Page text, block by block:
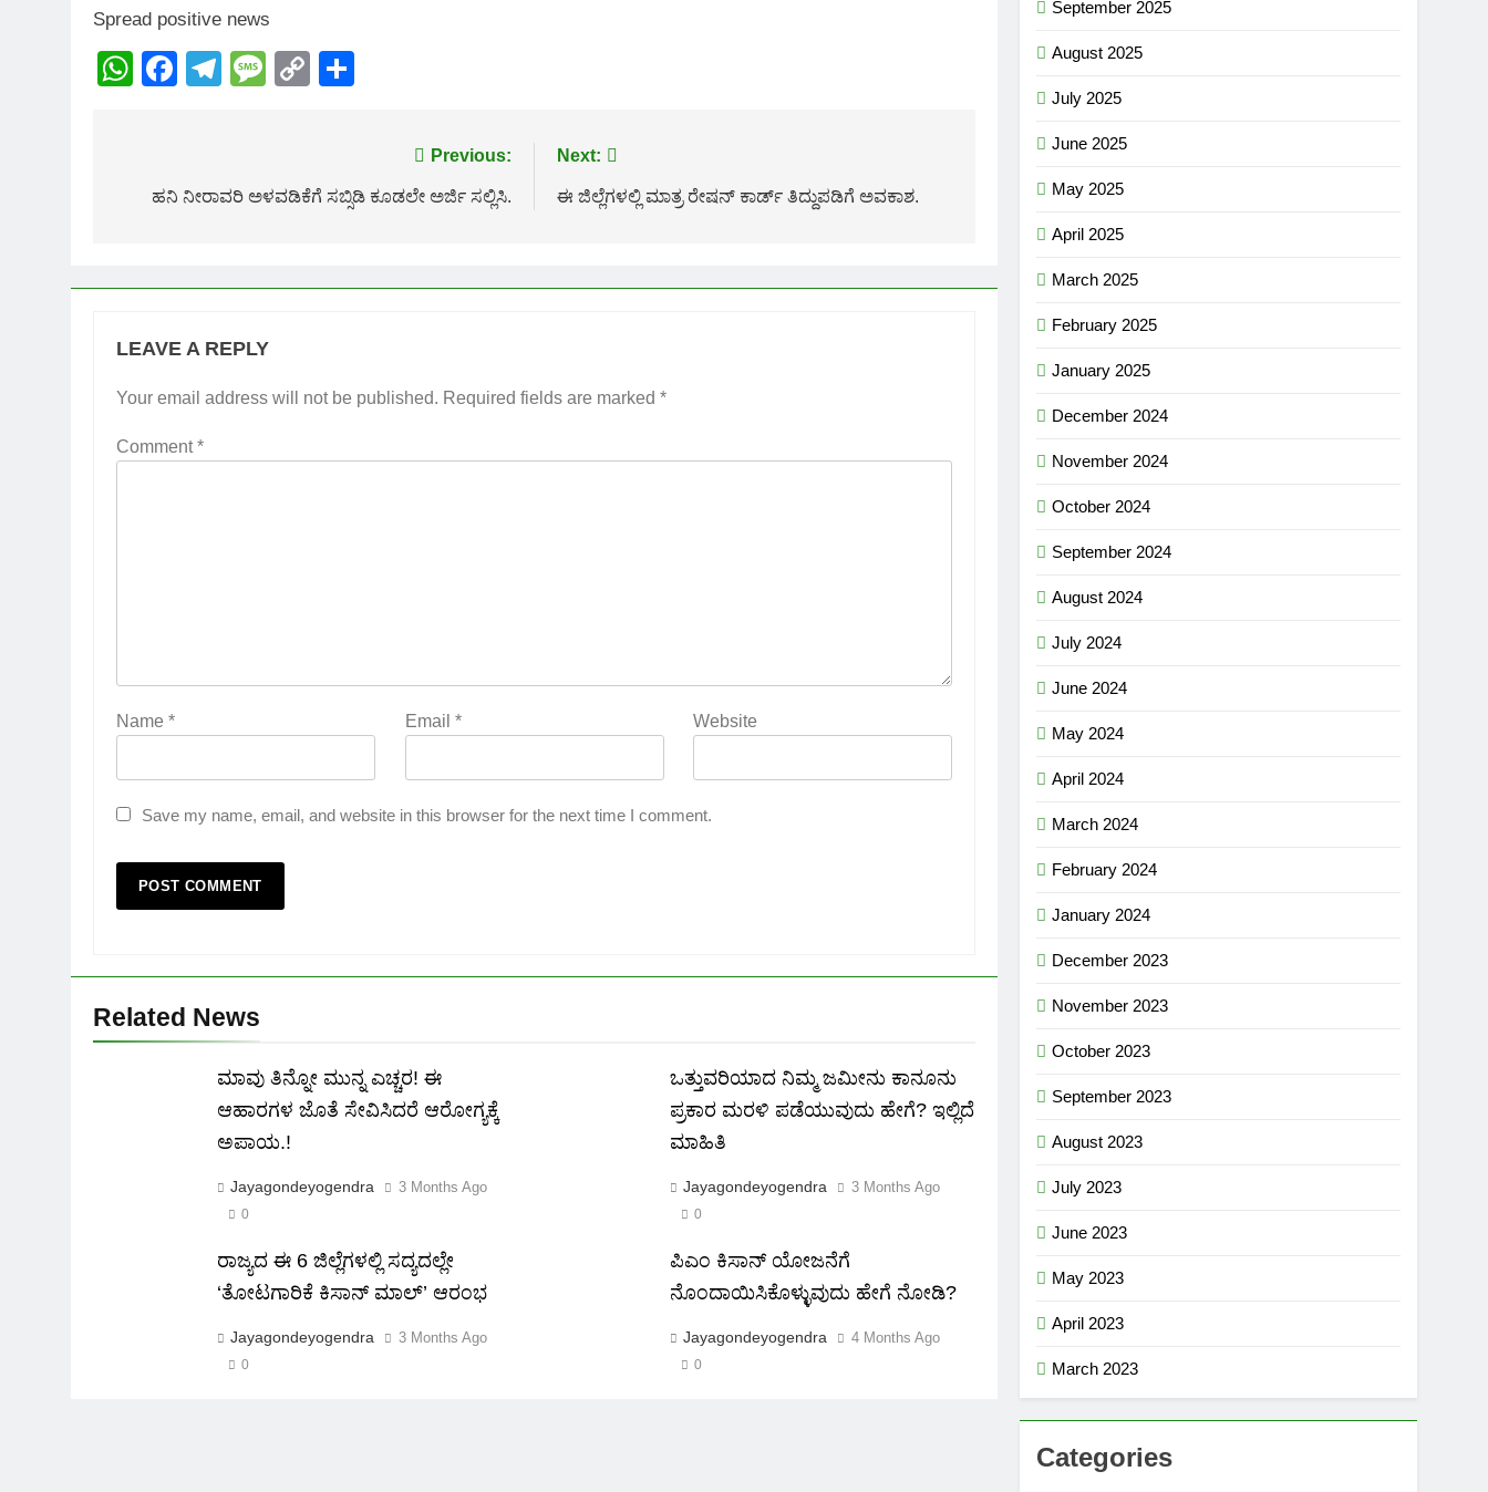
Spread positive news
WhatsApp
Facebook
Telegram
Message
Copy
navigation
Previous:
ಹನಿ ನೀರಾವರಿ ಅಳವಡಿಕೆಗೆ ಸಬ್ಸಿಡಿ ಕೂಡಲೇ ಅರ್ಜಿ ಸಲ್ಲಿಸಿ.
Next:
ಈ ಜಿಲ್ಲೆಗಳಲ್ಲಿ ಮಾತ್ರ ರೇಷನ್ ಕಾರ್ಡ್ ತಿದ್ದುಪಡಿಗೆ ಅವಕಾಶ.
LEAVE A REPLY
Your email address will not be published. Required fields are marked *
Comment*
Name * Email * Website
Save my name, email, and website in this browser for the next time I comment.
Related News
ಮಾವು ತಿನ್ನೋ ಮುನ್ನ ಎಚ್ಚರ! ಈ
ಆಹಾರಗಳ ಜೊತೆ ಸೇವಿಸಿದರೆ ಆರೋಗ್ಯಕ್ಕೆ
ಅಪಾಯ.!
Jayagondeyogendra 3 Months Ago
0
ಒತ್ತುವರಿಯಾದ ನಿಮ್ಮ ಜಮೀನು ಕಾನೂನು
ಪ್ರಕಾರ ಮರಳಿ ಪಡೆಯುವುದು ಹೇಗೆ? ಇಲ್ಲಿದೆ
ಮಾಹಿತಿ
Jayagondeyogendra 3 Months Ago
0
ರಾಜ್ಯದ ಈ 6 ಜಿಲ್ಲೆಗಳಲ್ಲಿ ಸದ್ಯದಲ್ಲೇ
‘ತೋಟಗಾರಿಕೆ ಕಿಸಾನ್ ಮಾಲ್‌’ ಆರಂಭ
Jayagondeyogendra 3 Months Ago
0
ಪಿಎಂ ಕಿಸಾನ್ ಯೋಜನೆಗೆ
ನೊಂದಾಯಿಸಿಕೊಳ್ಳುವುದು ಹೇಗೆ ನೋಡಿ?
Jayagondeyogendra 4 Months Ago
0
September 2025
August 2025
July 2025
June 2025
May 2025
April 2025
March 2025
February 2025
January 2025
December 2024
November 2024
October 2024
September 2024
August 2024
July 2024
June 2024
May 2024
April 2024
March 2024
February 2024
January 2024
December 2023
November 2023
October 2023
September 2023
August 2023
July 2023
June 2023
May 2023
April 2023
March 2023
Categories